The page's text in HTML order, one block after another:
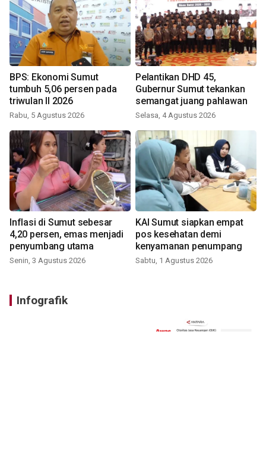
BPS: Ekonomi Sumut
tumbuh 5,06 persen pada
triwulan II 2026
Rabu, 5 Agustus 2026
Pelantikan DHD 45,
Gubernur Sumut tekankan
semangat juang pahlawan
Selasa, 4 Agustus 2026
Inflasi di Sumut sebesar
4,20 persen, emas menjadi
penyumbang utama
Senin, 3 Agustus 2026
KAI Sumut siapkan empat
pos kesehatan demi
kenyamanan penumpang
Sabtu, 1 Agustus 2026
Infografik